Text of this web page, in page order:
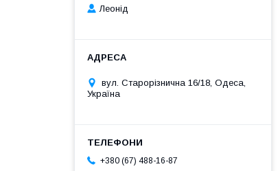
Леонід
вул. Старорізнична 16/18, Одеса,
Україна
+380 (67) 488-16-87